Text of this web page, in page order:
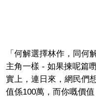
「何解選擇林作，同何
主角一樣 - 如果揀呢篇
實上，連日來，網民們
值係100萬，而你嘅價